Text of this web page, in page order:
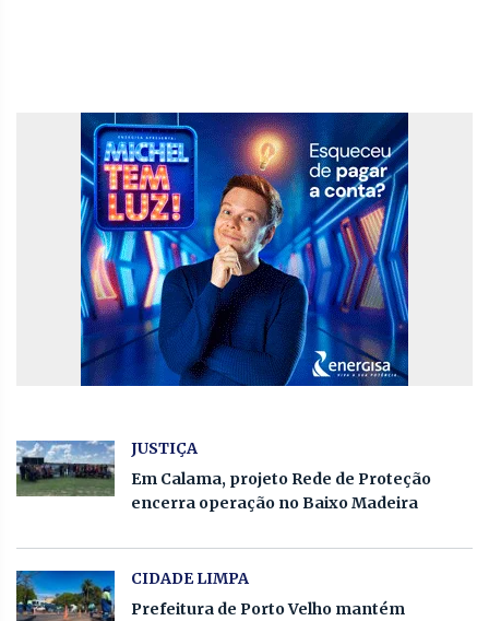
JUSTIÇA
Em Calama, projeto Rede de Proteção
encerra operação no Baixo Madeira
CIDADE LIMPA
Prefeitura de Porto Velho mantém